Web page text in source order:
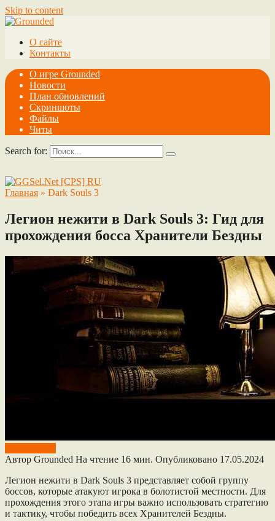
Skip to content
О сайте
Контакты
О игре Grounded
Новости
План обновлений
Скриншоты
Файлы
Читы
Search for:
Главная » Dark Souls 3
Легион нежити в Dark Souls 3: Гид для
прохождения босса Хранители Бездны
Автор Grounded На чтение 16 мин. Опубликовано 17.05.2024
Легион нежити в Dark Souls 3 представляет собой группу
боссов, которые атакуют игрока в болотистой местности. Для
прохождения этого этапа игры важно использовать стратегию
и тактику, чтобы победить всех Хранителей Бездны.